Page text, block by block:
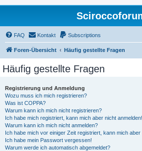
FAQ Kontakt Subscriptions
Foren-Übersicht Häufig gestellte Fragen
Häufig gestellte Fragen
Registrierung und Anmeldung
Wozu muss ich mich registrieren?
Was ist COPPA?
Warum kann ich mich nicht registrieren?
Ich habe mich registriert, kann mich aber nicht anmelden!
Warum kann ich mich nicht anmelden?
Ich habe mich vor einiger Zeit registriert, kann mich aber
Ich habe mein Passwort vergessen!
Warum werde ich automatisch abgemeldet?